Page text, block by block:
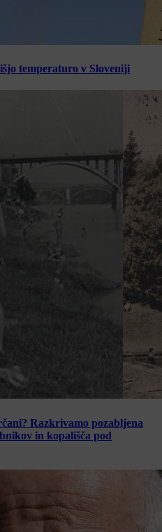
temperaturo v Sloveniji
Razkrivamo pozabljena
in kopališča pod